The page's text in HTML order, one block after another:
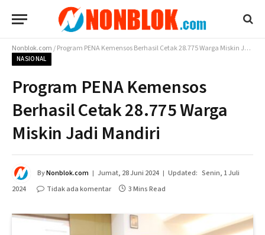
Nonblok.com/Program PENA Kemensos Berhasil Cetak 28.775 Warga Miskin Jadi Mandiri
NASIONAL
Program PENA Kemensos
Berhasil Cetak 28.775 Warga
Miskin Jadi Mandiri
ByNonblok.com Jumat, 28 Juni 2024 Updated: Senin, 1 Juli
2024
Tidak ada komentar 3 Mins Read